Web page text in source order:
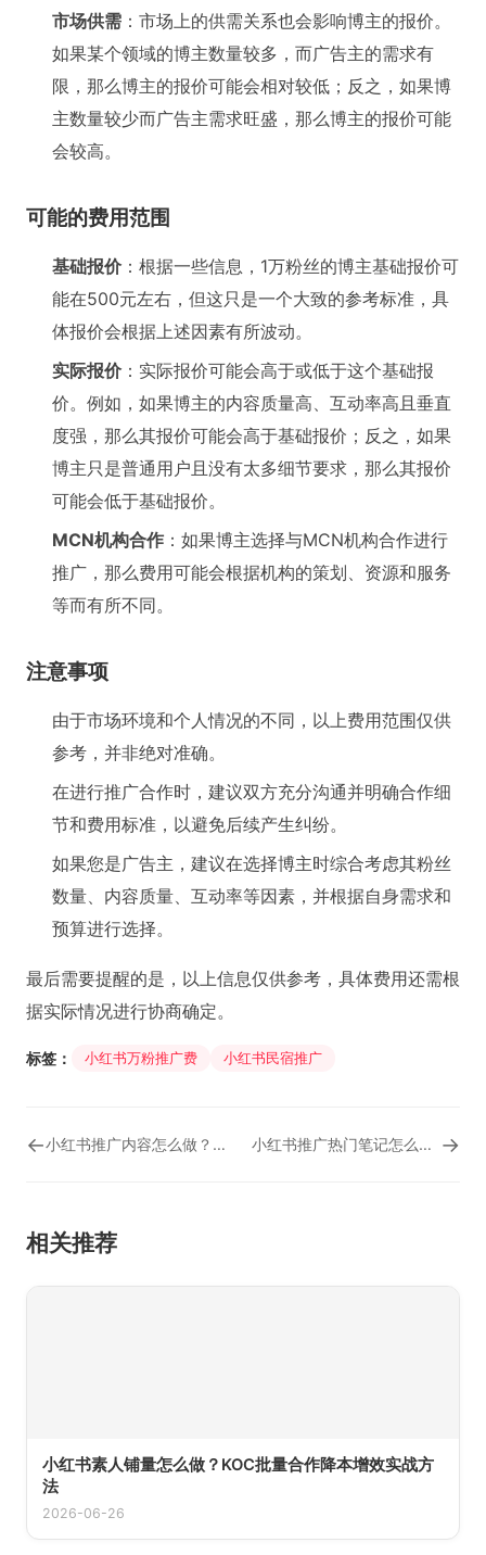
市场供需 ：市场上的供需关系也会影响博主的报价。
如果某个领域的博主数量较多，而广告主的需求有
限，那么博主的报价可能会相对较低；反之，如果博
主数量较少而广告主需求旺盛，那么博主的报价可能
会较高。
可能的费用范围
基础报价：根据一些信息，1万粉丝的博主基础报价可
能在500元左右，但这只是一个大致的参考标准，具
体报价会根据上述因素有所波动。
实际报价：实际报价可能会高于或低于这个基础报
价。例如，如果博主的内容质量高、互动率高且垂直
度强，那么其报价可能会高于基础报价；反之，如果
博主只是普通用户且没有太多细节要求，那么其报价
可能会低于基础报价。
MCN机构合作 ：如果博主选择与MCN机构合作进行
推广，那么费用可能会根据机构的策划、资源和服务
等而有所不同。
注意事项
由于市场环境和个人情况的不同，以上费用范围仅供
参考，并非绝对准确。
在进行推广合作时，建议双方充分沟通并明确合作细
节和费用标准，以避免后续产生纠纷。
如果您是广告主，建议在选择博主时综合考虑其粉丝
数量、内容质量、互动率等因素，并根据自身需求和
预算进行选择。
最后需要提醒的是，以上信息仅供参考，具体费用还需根
据实际情况进行协商确定。
标签： 小红书万粉推广费 小红书民宿推广
← 小红书推广内容怎么做？小红书薯条推广不通过怎么办 小红书推广热门笔记怎么上，小红书可以花钱推广吗？ →
相关推荐
小红书素人铺量怎么做？KOC批量合作降本增效实战方
法
2026-06-26